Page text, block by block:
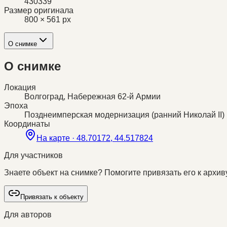
Размер оригинала
800 × 561 px
О снимке
О снимке
Локация
Волгоград, Набережная 62-й Армии
Эпоха
Позднеимперская модернизация (ранний Николай II)
Координаты
На карте · 48.70172, 44.517824
Для участников
Знаете объект на снимке? Помогите привязать его к
Привязать к объекту
Для авторов